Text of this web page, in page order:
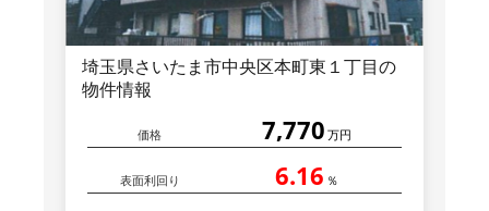
埼玉県さいたま市中央区本町東１丁目の
物件情報
価格 7,770 万円
表面利回り 6.16 ％